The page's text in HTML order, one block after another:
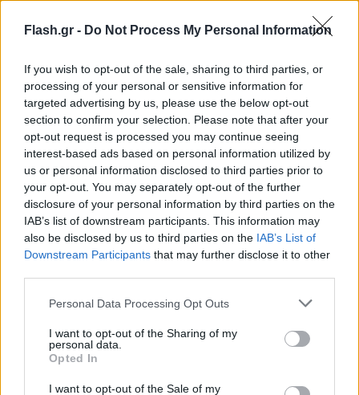
Flash.gr - Do Not Process My Personal Information
If you wish to opt-out of the sale, sharing to third parties, or
processing of your personal or sensitive information for
targeted advertising by us, please use the below opt-out
section to confirm your selection. Please note that after your
opt-out request is processed you may continue seeing
interest-based ads based on personal information utilized by
us or personal information disclosed to third parties prior to
your opt-out. You may separately opt-out of the further
disclosure of your personal information by third parties on the
IAB’s list of downstream participants. This information may
also be disclosed by us to third parties on the IAB’s List of
Downstream Participants that may further disclose it to other
Please note that this website/app uses one or more Google
not limited to your visit or usage behaviour. You may click to
grant or deny consent to Google and its third-party tags to
use your data for below specified purposes in below Google
consent section.
Personal Data Processing Opt Outs
I want to opt-out of the Sharing of my
personal data.
Opted In
I want to opt-out of the Sale of my
Τι αποκαλύπτει στον FLASH συγγενής του
55χρονου ξενοδόχου